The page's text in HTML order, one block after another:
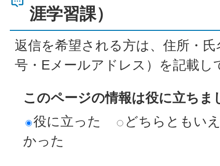
涯学習課）
返信を希望される方は、住所・
号・Eメールアドレス）を記載し
このページの情報は役に立ちま
役に立った
どちらともい
かった